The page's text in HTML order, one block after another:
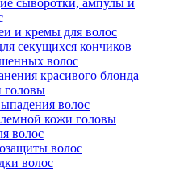
и кремы для волос
секущихся кончиков
волос
красивого блонда
головы
волос
кожи головы
волос
волос
волос